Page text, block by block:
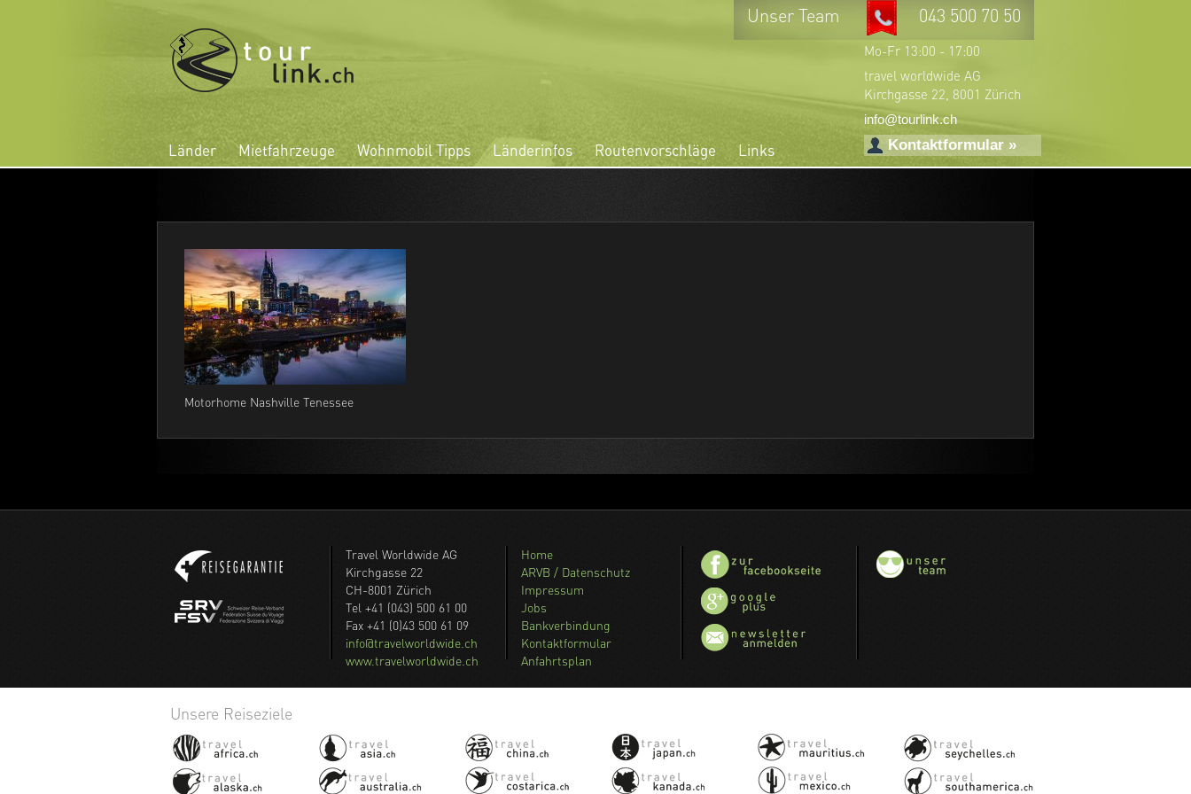
Unser Team 043 500 70 50
Mo-Fr 13:00 - 17:00
travel worldwide AG
Kirchgasse 22, 8001 Zürich
info@tourlink.ch
Kontaktformular »
Länder Mietfahrzeuge Wohnmobil Tipps Länderinfos Routenvorschläge Links
Motorhome Nashville Tenessee
Travel Worldwide AG
Kirchgasse 22
CH-8001 Zürich
Tel +41 (043) 500 61 00
Fax +41 (0)43 500 61 09
info@travelworldwide.ch
www.travelworldwide.ch
Home
ARVB / Datenschutz
Impressum
Jobs
Bankverbindung
Kontaktformular
Anfahrtsplan
Unsere Reiseziele